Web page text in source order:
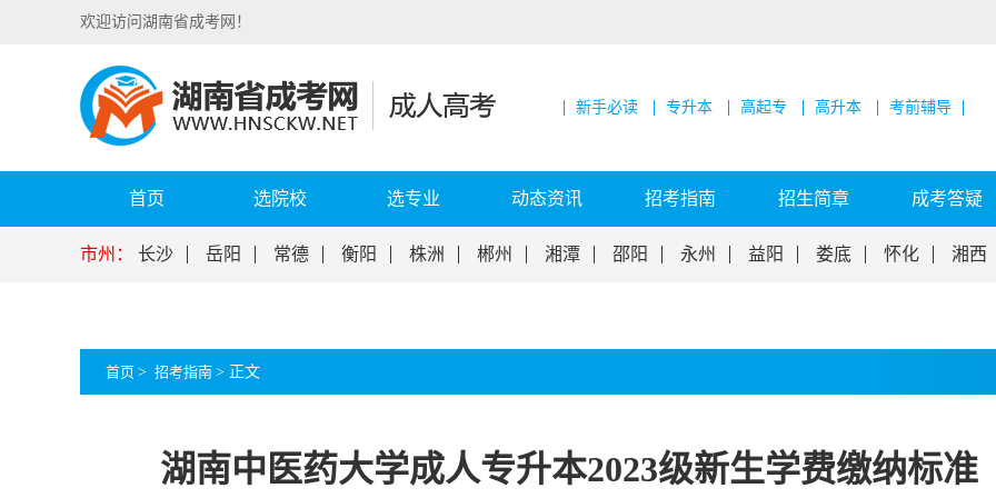
欢迎访问湖南省成考网！
新手必读 专升本 高起专 高升本 考前辅导
首页 选院校 选专业 动态资讯 招考指南 招生简章 成考答疑
市州： 长沙 岳阳 常德 衡阳 株洲 郴州 湘潭 邵阳 永州 益阳 娄底 怀化 湘西
首页 > 招考指南 > 正文
湖南中医药大学成人专升本2023级新生学费缴纳标准